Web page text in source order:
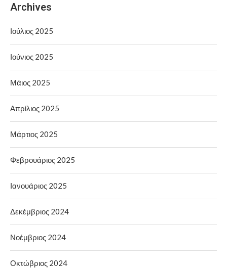
Archives
Ιούλιος 2025
Ιούνιος 2025
Μάιος 2025
Απρίλιος 2025
Μάρτιος 2025
Φεβρουάριος 2025
Ιανουάριος 2025
Δεκέμβριος 2024
Νοέμβριος 2024
Οκτώβριος 2024